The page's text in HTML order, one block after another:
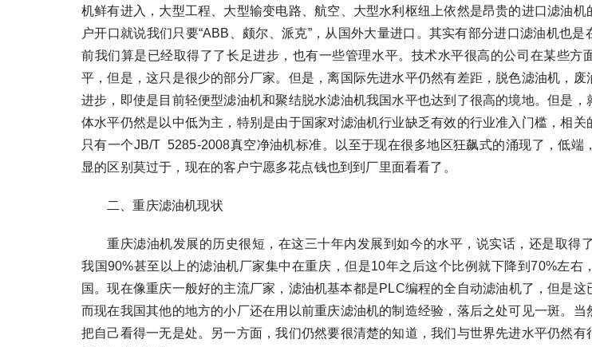
机鲜有进入，大型工程、大型输变电路、航空、大型水利枢纽上依然是昂贵的进口滤油
户开口就说我们只要“ABB、颇尔、派克”，从国外大量进口。其实有部分进口滤油机也是
前我们算是已经取得了了长足进步，也有一些管理水平。技术水平很高的公司在某些方
平，但是，这只是很少的部分厂家。但是，离国际先进水平仍然有差距，脱色滤油机，
进步，即使是目前轻便型滤油机和聚结脱水滤油机我国水平也达到了很高的境地。但是
体水平仍然是以中低为主，特别是由于国家对滤油机行业缺乏有效的行业准入门槛，相
只有一个JB/T 5285-2008真空净油机标准。以至于现在很多地区狂飙式的涌现了，低端
显的区别莫过于，现在的客户宁愿多花点钱也到到厂里面看看了。
二、重庆滤油机现状
重庆滤油机发展的历史很短，在这三十年内发展到如今的水平，说实话，还是取得
我国90%甚至以上的滤油机厂家集中在重庆，但是10年之后这个比例就下降到70%左右
国。现在像重庆一般好的主流厂家，滤油机基本都是PLC编程的全自动滤油机了，但是这
而现在我国其他的地方的小厂还在用以前重庆滤油机的制造经验，落后之处可见一斑。当
把自己看得一无是处。另一方面，我们仍然要很清楚的知道，我们与世界先进水平仍然